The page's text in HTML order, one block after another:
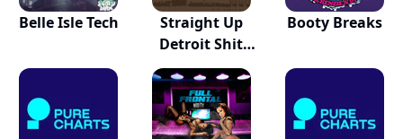
Belle Isle Tech
Straight Up
Detroit Shit
2013
Booty Breaks